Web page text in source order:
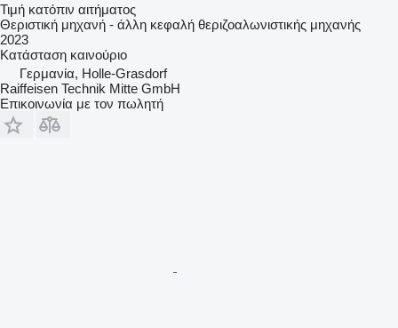
Τιμή κατόπιν αιτήματος
Θεριστική μηχανή - άλλη κεφαλή θεριζοαλωνιστικής μηχανής
2023
Κατάσταση καινούριο
Γερμανία, Holle-Grasdorf
Raiffeisen Technik Mitte GmbH
Επικοινωνία με τον πωλητή